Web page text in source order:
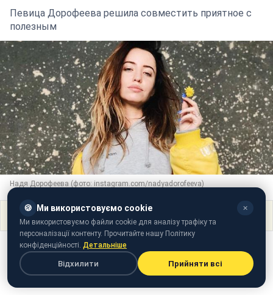
Певица Дорофеева решила совместить приятное с
полезным
Надя Дорофеева (фото: instagram.com/nadyadorofeeva)
Поділитися
🍪 Ми використовуємо cookie ✕
Ми використовуємо файли cookie для аналізу трафіку та
персоналізації контенту. Прочитайте нашу Політику
конфіденційності. Детальніше
Відхилити Прийняти всі